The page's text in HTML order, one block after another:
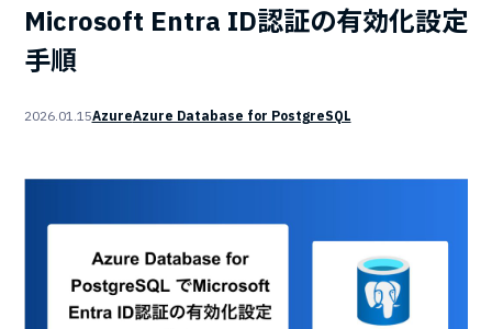
Microsoft Entra ID認証の有効化設定
手順
2026.01.15AzureAzure Database for PostgreSQL